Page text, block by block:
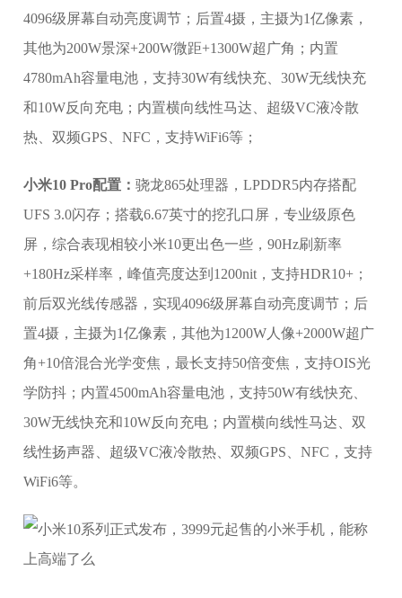
4096级屏幕自动亮度调节；后置4摄，主摄为1亿像素，
其他为200W景深+200W微距+1300W超广角；内置
4780mAh容量电池，支持30W有线快充、30W无线快充
和10W反向充电；内置横向线性马达、超级VC液冷散
热、双频GPS、NFC，支持WiFi6等；
小米10 Pro配置：骁龙865处理器，LPDDR5内存搭配
UFS 3.0闪存；搭载6.67英寸的挖孔口屏，专业级原色
屏，综合表现相较小米10更出色一些，90Hz刷新率
+180Hz采样率，峰值亮度达到1200nit，支持HDR10+；
前后双光线传感器，实现4096级屏幕自动亮度调节；后
置4摄，主摄为1亿像素，其他为1200W人像+2000W超广
角+10倍混合光学变焦，最长支持50倍变焦，支持OIS光
学防抖；内置4500mAh容量电池，支持50W有线快充、
30W无线快充和10W反向充电；内置横向线性马达、双
线性扬声器、超级VC液冷散热、双频GPS、NFC，支持
WiFi6等。